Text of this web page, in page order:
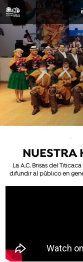
NUESTRA
La A.C. Brisas del
difundir al público en